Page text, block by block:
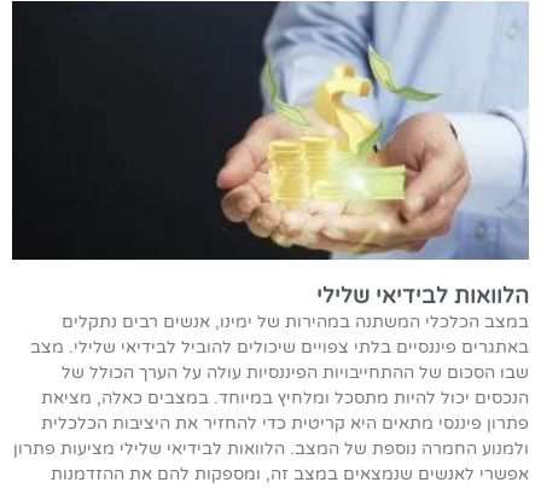
הלוואות לבידיאי שלילי
במצב הכלכלי המשתנה במהירות של ימינו, אנשים רבים נתקלים
באתגרים פיננסיים בלתי צפויים שיכולים להוביל לבידיאי שלילי. מצב
שבו הסכום של ההתחייבויות הפיננסיות עולה על הערך הכולל של
הנכסים יכול להיות מתסכל ומלחיץ במיוחד. במצבים כאלה, מציאת
פתרון פיננסי מתאים היא קריטית כדי להחזיר את היציבות הכלכלית
ולמנוע החמרה נוספת של המצב. הלוואות לבידיאי שלילי מציעות פתרון
אפשרי לאנשים שנמצאים במצב זה, ומספקות להם את ההזדמנות